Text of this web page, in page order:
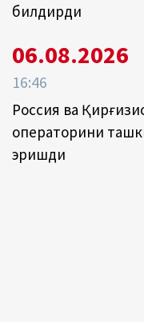
билдирди
06.08.2026
16:46
Россия ва
операторини
эришди